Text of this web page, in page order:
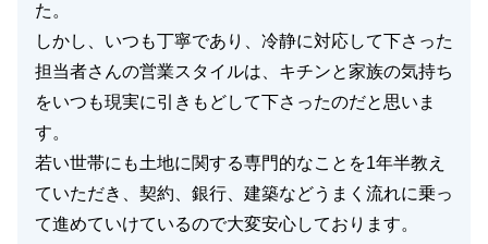
た。
しかし、いつも丁寧であり、冷静に対応して下さった
担当者さんの営業スタイルは、キチンと家族の気持ち
をいつも現実に引きもどして下さったのだと思いま
す。
若い世帯にも土地に関する専門的なことを1年半教え
ていただき、契約、銀行、建築などうまく流れに乗っ
て進めていけているので大変安心しております。